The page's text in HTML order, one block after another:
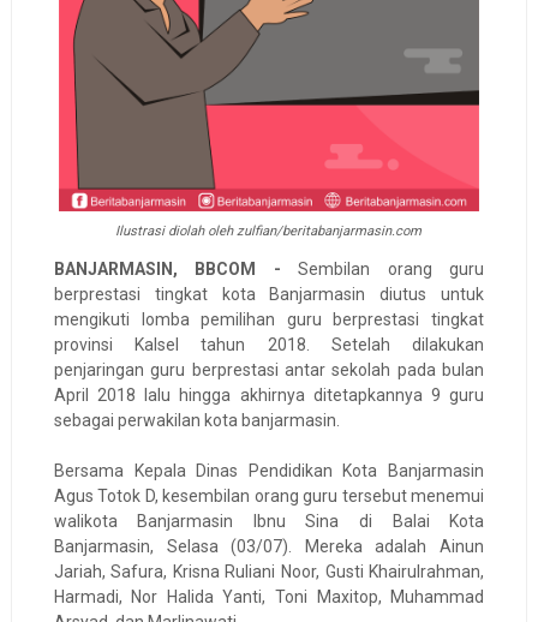
Ilustrasi diolah oleh zulfian/beritabanjarmasin.com
BANJARMASIN, BBCOM - Sembilan orang guru
berprestasi tingkat kota Banjarmasin diutus untuk
mengikuti lomba pemilihan guru berprestasi tingkat
provinsi Kalsel tahun 2018. Setelah dilakukan
penjaringan guru berprestasi antar sekolah pada bulan
April 2018 lalu hingga akhirnya ditetapkannya 9 guru
sebagai perwakilan kota banjarmasin.
Bersama Kepala Dinas Pendidikan Kota Banjarmasin
Agus Totok D, kesembilan orang guru tersebut menemui
walikota Banjarmasin Ibnu Sina di Balai Kota
Banjarmasin, Selasa (03/07). Mereka adalah Ainun
Jariah, Safura, Krisna Ruliani Noor, Gusti Khairulrahman,
Harmadi, Nor Halida Yanti, Toni Maxitop, Muhammad